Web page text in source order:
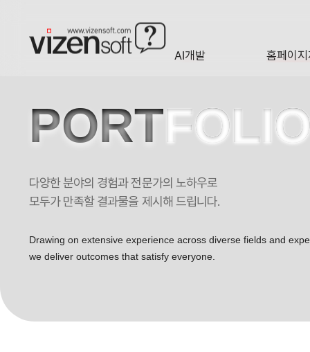
AI개발 홈페이
지오 토목조경자재 스토어 포트폴리오
PORT
다양한 분야의 경험과 전문가의 노하우로
모두가 만족할 결과물을 제시해 드립니다.
Drawing on extensive experience across diverse fields and
we deliver outcomes that satisfy everyone.